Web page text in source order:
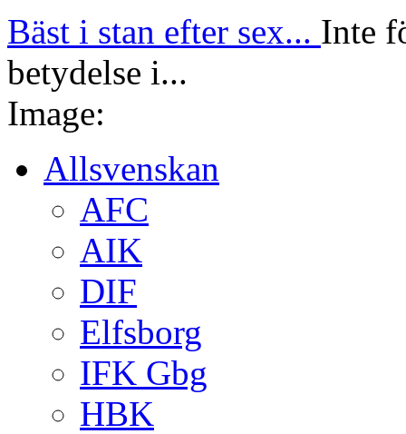
Bäst i stan efter sex... Inte
betydelse i...
Image:
Allsvenskan
AFC
AIK
DIF
Elfsborg
IFK Gbg
HBK